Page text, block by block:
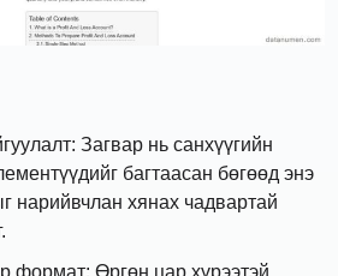
Загвар нь санхүүгийн
багтаасан бөгөөд энэ
нарийвчлан хянах чадвартай